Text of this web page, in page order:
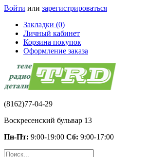
Войти или зарегистрироваться
Закладки (0)
Личный кабинет
Корзина покупок
Оформление заказа
(8162)77-04-29
Воскресенский бульвар 13
Пн-Пт: 9:00-19:00 Сб: 9:00-17:00